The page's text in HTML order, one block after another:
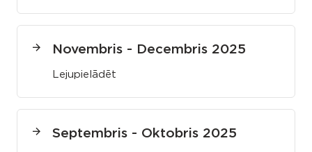
Novembris - Decembris 2025
Lejupielādēt
Septembris - Oktobris 2025